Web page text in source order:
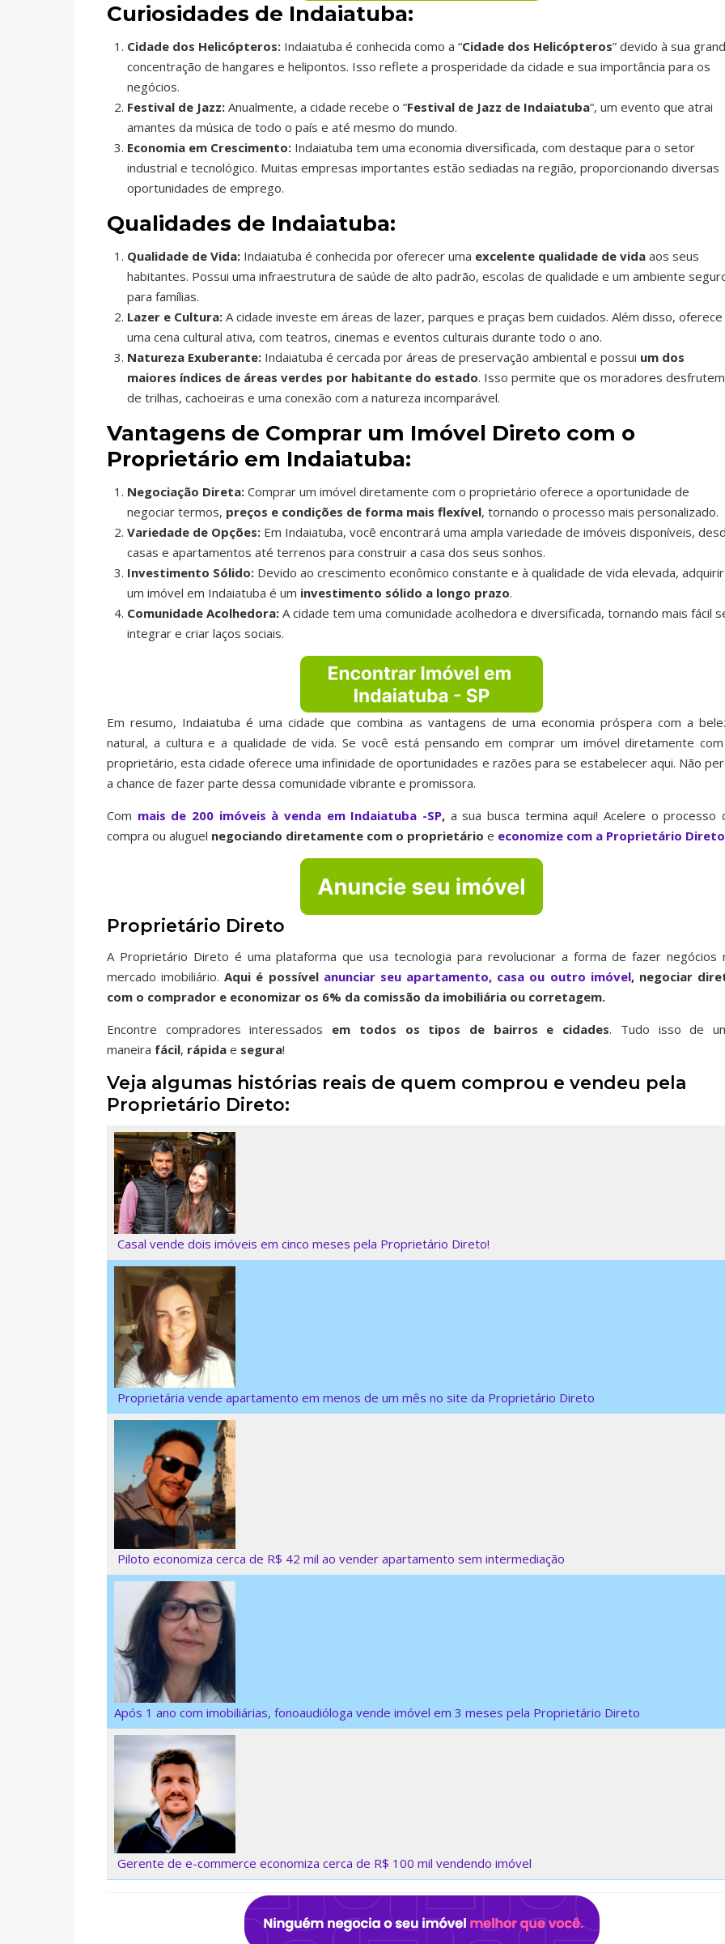
Curiosidades de Indaiatuba:
Cidade dos Helicópteros: Indaiatuba é conhecida como a “Cidade dos Helicópteros” devido à sua
concentração de hangares e helipontos. Isso reflete a prosperidade da cidade e sua importância para os
negócios.
Festival de Jazz: Anualmente, a cidade recebe o “Festival de Jazz de Indaiatuba“, um evento que atrai
amantes da música de todo o país e até mesmo do mundo.
Economia em Crescimento: Indaiatuba tem uma economia diversificada, com destaque para o setor
industrial e tecnológico. Muitas empresas importantes estão sediadas na região, proporcionando diversas
oportunidades de emprego.
Qualidades de Indaiatuba:
Qualidade de Vida: Indaiatuba é conhecida por oferecer uma excelente qualidade de vida aos seus
habitantes. Possui uma infraestrutura de saúde de alto padrão, escolas de qualidade e um ambiente
para famílias.
Lazer e Cultura: A cidade investe em áreas de lazer, parques e praças bem cuidados. Além disso, oferece
uma cena cultural ativa, com teatros, cinemas e eventos culturais durante todo o ano.
Natureza Exuberante: Indaiatuba é cercada por áreas de preservação ambiental e possui um dos
maiores índices de áreas verdes por habitante do estado. Isso permite que os moradores desfrutem
de trilhas, cachoeiras e uma conexão com a natureza incomparável.
Vantagens de Comprar um Imóvel Direto com o
Proprietário em Indaiatuba:
Negociação Direta: Comprar um imóvel diretamente com o proprietário oferece a oportunidade de
negociar termos, preços e condições de forma mais flexível, tornando o processo mais personalizado.
Variedade de Opções: Em Indaiatuba, você encontrará uma ampla variedade de imóveis disponíveis,
casas e apartamentos até terrenos para construir a casa dos seus sonhos.
Investimento Sólido: Devido ao crescimento econômico constante e à qualidade de vida elevada, adquirir
um imóvel em Indaiatuba é um investimento sólido a longo prazo.
Comunidade Acolhedora: A cidade tem uma comunidade acolhedora e diversificada, tornando mais fácil
integrar e criar laços sociais.
Em resumo, Indaiatuba é uma cidade que combina as vantagens de uma economia próspera com a
natural, a cultura e a qualidade de vida. Se você está pensando em comprar um imóvel diretamente
proprietário, esta cidade oferece uma infinidade de oportunidades e razões para se estabelecer aqui. Não
a chance de fazer parte dessa comunidade vibrante e promissora.
Com mais de 200 imóveis à venda em Indaiatuba -SP, a sua busca termina aqui! Acelere o processo
compra ou aluguel negociando diretamente com o proprietário e economize com a Proprietário Direto
Proprietário Direto
A Proprietário Direto é uma plataforma que usa tecnologia para revolucionar a forma de fazer negócios
mercado imobiliário.Aqui é possível anunciar seu apartamento, casa ou outro imóvel, negociar
com o comprador e economizar os 6% da comissão da imobiliária ou corretagem.
Encontre compradores interessados em todos os tipos de bairros e cidades. Tudo isso de
maneira fácil, rápida e segura!
Veja algumas histórias reais de quem comprou e vendeu pela
Proprietário Direto:
Casal vende dois imóveis em cinco meses pela Proprietário Direto!
Proprietária vende apartamento em menos de um mês no site da Proprietário Direto
Piloto economiza cerca de R$ 42 mil ao vender apartamento sem intermediação
Após 1 ano com imobiliárias, fonoaudióloga vende imóvel em 3 meses pela Proprietário Direto
Gerente de e-commerce economiza cerca de R$ 100 mil vendendo imóvel